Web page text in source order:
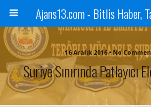
16 Aralık 2016 • No
Suriye Sınırında Patlayıcı